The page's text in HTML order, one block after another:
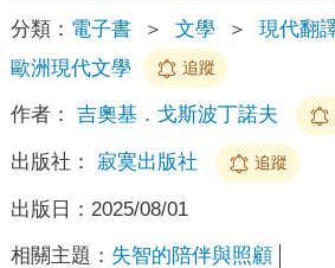
分類： 電子書 ＞ 文學 ＞ 現代翻
歐洲現代文學
追蹤
作者： 吉奧基．戈斯波丁諾夫
出版社： 寂寞出版社 追蹤
出版日： 2025/08/01
相關主題： 失智的陪伴與照顧